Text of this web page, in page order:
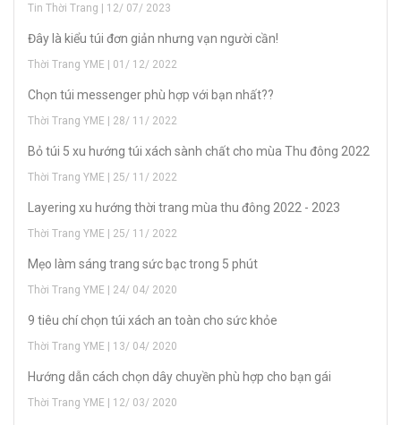
Tin Thời Trang | 12/ 07/ 2023
Đây là kiểu túi đơn giản nhưng vạn người cần!
Thời Trang YME | 01/ 12/ 2022
Chọn túi messenger phù hợp với bạn nhất??
Thời Trang YME | 28/ 11/ 2022
Bỏ túi 5 xu hướng túi xách sành chất cho mùa Thu đông 2022
Thời Trang YME | 25/ 11/ 2022
Layering xu hướng thời trang mùa thu đông 2022 - 2023
Thời Trang YME | 25/ 11/ 2022
Mẹo làm sáng trang sức bạc trong 5 phút
Thời Trang YME | 24/ 04/ 2020
9 tiêu chí chọn túi xách an toàn cho sức khỏe
Thời Trang YME | 13/ 04/ 2020
H­ướng dẫn cách chọn dây chuyền phù hợp cho bạn gái
Thời Trang YME | 12/ 03/ 2020